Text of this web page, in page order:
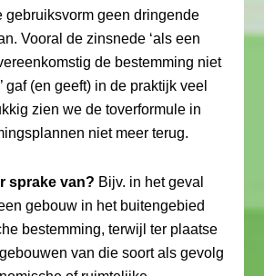
gebruiksvorm geen dringende
Vooral de zinsnede ‘als een
de bestemming niet
gaf (en geeft) in de praktijk veel
zien we de toverformule in
niet meer terug.
sprake van? Bijv. in het geval
gebouw in het buitengebied
bestemming, terwijl ter plaatse
van die soort als gevolg